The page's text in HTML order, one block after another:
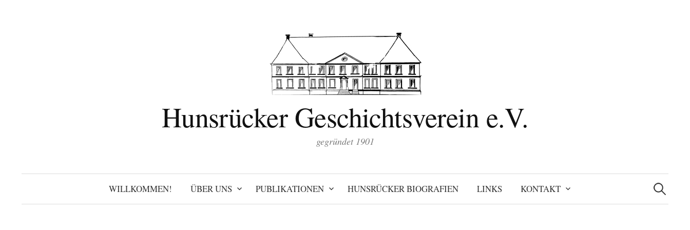
Hunsrücker Geschichtsverein e.V.
gegründet 1901
WILLKOMMEN! ÜBER UNS PUBLIKATIONEN HUNSRÜCKER BIOGRAFIEN LINKS KONTAKT
Suchen
nach: